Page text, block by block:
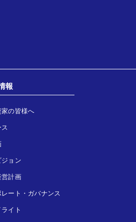
報
の皆様へ
ス
ョン
営計画
レート・ガバナンス
イト